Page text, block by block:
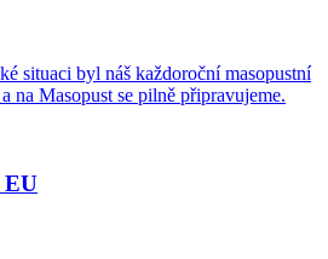
situaci byl náš každoroční masopustní
na Masopust se pilně připravujeme.
EU